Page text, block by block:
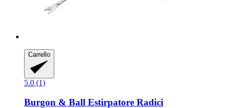
Carrello
5.0 (1)
Burgon & Ball Estirpatore Radici